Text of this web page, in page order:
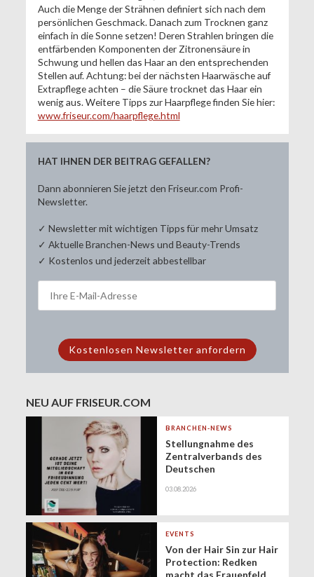
Auch die Menge der Strähnen definiert sich nach dem
persönlichen Geschmack. Danach zum Trocknen ganz
einfach in die Sonne setzen! Deren Strahlen bringen die
entfärbenden Komponenten der Zitronensäure in
Schwung und hellen das Haar an den entsprechenden
Stellen auf. Achtung: bei der nächsten Haarwäsche auf
Extrapflege achten – die Säure trocknet das Haar ein
wenig aus. Weitere Tipps zur Haarpflege finden Sie hier:
www.friseur.com/haarpflege.html
HAT IHNEN DER BEITRAG GEFALLEN?
Dann abonnieren Sie jetzt den Friseur.com Profi-
Newsletter.
✓ Newsletter mit wichtigen Tipps für mehr Umsatz
✓ Aktuelle Branchen-News und Beauty-Trends
✓ Kostenlos und jederzeit abbestellbar
NEU AUF FRISEUR.COM
BRANCHEN-NEWS
Stellungnahme des
Zentralverbands des
Deutschen
Zukunft der
(Minijobs)
03.08.2026
EVENTS
Von der Hair Sin zur Hair
Protection: Redken